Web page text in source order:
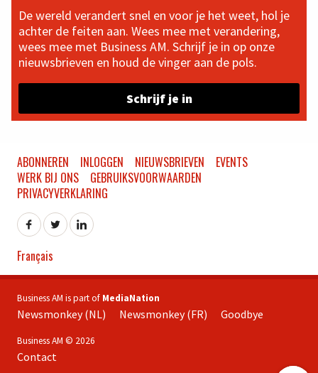
De wereld verandert snel en voor je het weet, hol je
achter de feiten aan. Wees mee met verandering,
wees mee met Business AM. Schrijf je in op onze
nieuwsbrieven en houd de vinger aan de pols.
Schrijf je in
ABONNEREN INLOGGEN NIEUWSBRIEVEN
EVENTS
WERK BIJ ONS
GEBRUIKSVOORWAARDEN
PRIVACYVERKLARING
Français
Business AM is part of MediaNation
Newsmonkey (NL) Newsmonkey (FR) Goodbye
Business AM © 2026
Contact